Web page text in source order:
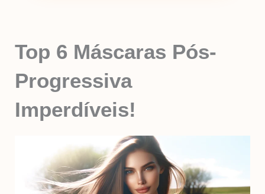
Top 6 Máscaras Pós-
Progressiva
Imperdíveis!